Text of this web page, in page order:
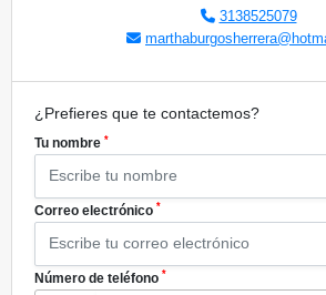
3138525079
¿Prefieres que te contactemos?
Tu nombre *
Correo electrónico *
Número de teléfono *